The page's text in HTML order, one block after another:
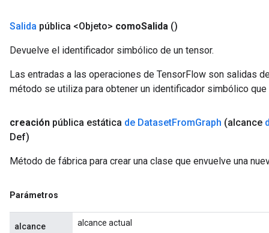
Salida pública <Objeto> comoSalida ()
Devuelve el identificador simbólico de un tensor.
Las entradas a las operaciones de TensorFlow son salidas
método se utiliza para obtener un identificador simbólico
creación pública estática de DatasetFromGraph (alcance
Def)
Método de fábrica para crear una clase que envuelve una
Parámetros
alcance alcance actual